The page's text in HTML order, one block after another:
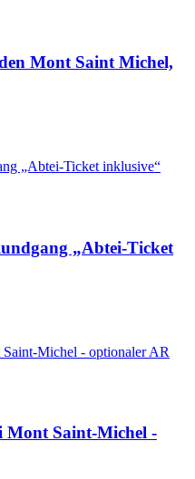
Mont Saint Michel,
„Abtei-Ticket
Saint-Michel -